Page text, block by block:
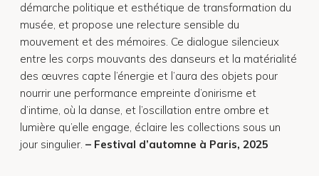
démarche politique et esthétique de transformation du
musée, et propose une relecture sensible du
mouvement et des mémoires. Ce dialogue silencieux
entre les corps mouvants des danseurs et la matérialité
des œuvres capte l’énergie et l’aura des objets pour
nourrir une performance empreinte d’onirisme et
d’intime, où la danse, et l’oscillation entre ombre et
lumière qu’elle engage, éclaire les collections sous un
jour singulier. – Festival d’automne à Paris, 2025